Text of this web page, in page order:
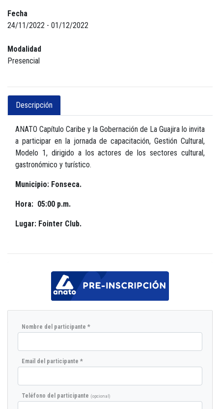
Fecha
24/11/2022 - 01/12/2022
Modalidad
Presencial
Descripción
ANATO Capítulo Caribe y la Gobernación de La Guajira lo invita
a participar en la jornada de capacitación, Gestión Cultural,
Modelo 1, dirigido a los actores de los sectores cultural,
gastronómico y turístico.
Municipio: Fonseca.
Hora: 05:00 p.m.
Lugar: Fointer Club.
Nombre del participante *
Email del participante *
Teléfono del participante (opcional)